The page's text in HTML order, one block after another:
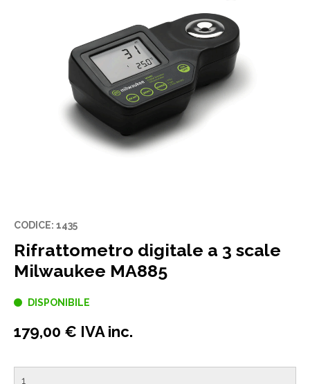
CODICE: 1435
Rifrattometro digitale a 3 scale
Milwaukee MA885
DISPONIBILE
179,00 € IVA inc.